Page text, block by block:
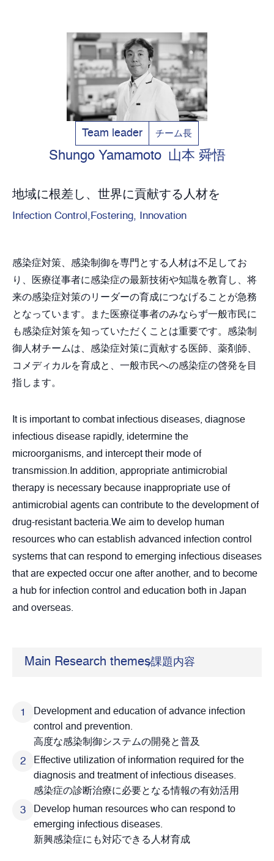
Team leader チーム長
Shungo Yamamoto 山本 舜悟
地域に根差し、世界に貢献する人材を
Infection Control,Fostering, Innovation
感染症対策、感染制御を専門とする人材は不足してお
り、医療従事者に感染症の最新技術や知識を教育し、将
来の感染症対策のリーダーの育成につなげることが急務
となっています。また医療従事者のみならず一般市民に
も感染症対策を知っていただくことは重要です。感染制
御人材チームは、感染症対策に貢献する医師、薬剤師、
コメディカルを育成と、一般市民への感染症の啓発を目
指します。
It is important to combat infectious diseases, diagnose
infectious disease rapidly, idetermine the
microorganisms, and intercept their mode of
transmission.In addition, appropriate antimicrobial
therapy is necessary because inappropriate use of
antimicrobial agents can contribute to the development of
drug-resistant bacteria.We aim to develop human
resources who can establish advanced infection control
systems that can respond to emerging infectious diseases
that are expected occur one after another, and to become
a hub for infection control and education both in Japan
and overseas.
Main Research themes課題内容
Development and education of advance infection
control and prevention.
高度な感染制御システムの開発と普及
Effective utilization of information required for the
diagnosis and treatment of infectious diseases.
感染症の診断治療に必要となる情報の有効活用
Develop human resources who can respond to
emerging infectious diseases.
新興感染症にも対応できる人材育成